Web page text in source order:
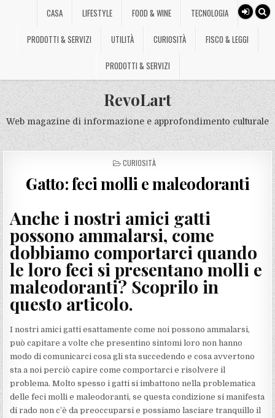
CASA LIFESTYLE FOOD & WINE TECNOLOGIA
PRODOTTI & SERVIZI UTILITÀ CURIOSITÀ FISCO & LEGGI
PRODOTTI & SERVIZI
RevoLart
Web magazine di informazione e approfondimento culturale
POSTED
CURIOSITÀ
Gatto: feci molli e maleodoranti
Anche i nostri amici gatti
possono ammalarsi, come
dobbiamo comportarci quando
le loro feci si presentano molli e
maleodoranti? Scoprilo in
questo articolo.
I nostri amici gatti esattamente come noi possono ammalarsi,
può capitare a volte che presentino sintomi loro non hanno
modo di comunicarci cosa gli sta succedendo e cosa avvertono
sta a noi perciò capire come comportarci e risolvere il
problema. Molto spesso i gatti si imbattono nella problematica
delle feci molli e maleodoranti, se questa condizione si manifesta
di rado non c’è da preoccuparsi e possiamo lasciare tranquillo il